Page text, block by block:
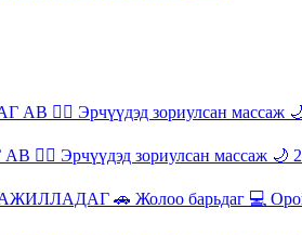
💆‍♂️ Эрчүүдэд зориулсан массаж